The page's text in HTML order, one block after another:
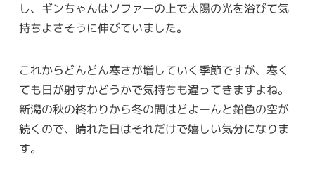
し、ギンちゃんはソファーの上で太陽の光を浴びて気
持ちよさそうに伸びていました。
これからどんどん寒さが増していく季節ですが、寒く
ても日が射すかどうかで気持ちも違ってきますよね。
新潟の秋の終わりから冬の間はどよーんと鉛色の空が
続くので、晴れた日はそれだけで嬉しい気分になりま
す。